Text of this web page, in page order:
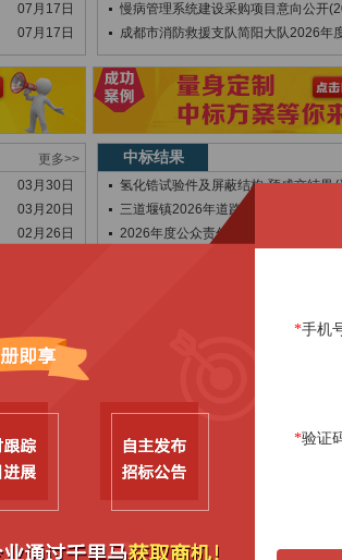
07月17日
07月17日
慢病管理系统建设采购项目意向公开
成都市消防救援支队简阳大队2026年
更多>>
03月30日
03月20日
02月26日
12月22日
12月08日
12月01日
11月07日
10月20日
09月11日
中标结果
氢化锆试验件及屏蔽结构-预成交结果
三道堰镇2026年道路和交安设施提升
2026年度公众责任险和财产综合险投保
成都市新都区桂锦新城30.4亩住宅项目
成灌铁路郫县等6站候车厅新增空调项
郫都区智慧科技园(二期)保障性租赁住
智慧科技园二期柜式七氟丙烷灭火装
成灌铁路郫县等6站候车厅新增空调项
有轨电车IT大道线郫温车辆段综合开
2026年学生公寓家具采购项目
*手机
*验证